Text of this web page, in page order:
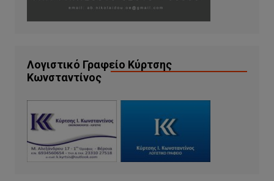
Λογιστικό Γραφείο Κύρτσης
Κωνσταντίνος